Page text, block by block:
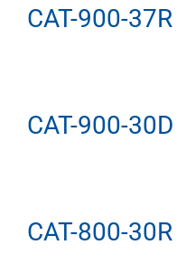
CAT-900-37R
CAT-900-30D
CAT-800-30R